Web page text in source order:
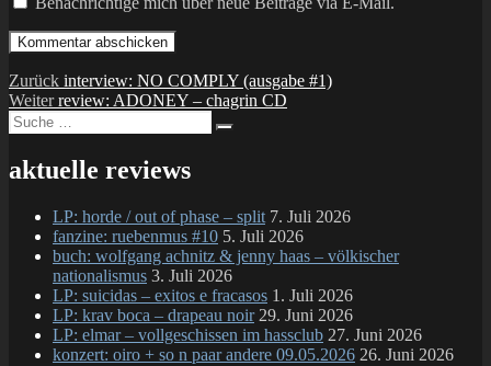
Beitragsnavigation
Zurück Vorheriger
Beitrag:
interview: NO COMPLY (ausgabe #1)
Weiter Nächster
review: ADONEY – chagrin CD
Suche
nach:
aktuelle reviews
LP: horde / out of phase – split 7. Juli 2026
fanzine: ruebenmus #10 5. Juli 2026
buch: wolfgang achnitz & jenny haas – völkischer
nationalismus 3. Juli 2026
LP: suicidas – exitos e fracasos 1. Juli 2026
LP: krav boca – drapeau noir 29. Juni 2026
LP: elmar – vollgeschissen im hassclub 27. Juni 2026
konzert: oiro + so n paar andere 09.05.2026 26. Juni 2026